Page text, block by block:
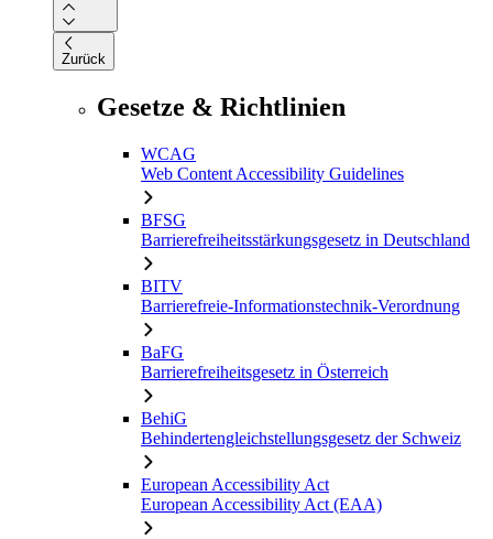
Zurück
Gesetze & Richtlinien
WCAG
Web Content Accessibility Guidelines
BFSG
Barrierefreiheitsstärkungsgesetz in Deutschland
BITV
Barrierefreie-Informationstechnik-Verordnung
BaFG
Barrierefreiheitsgesetz in Österreich
BehiG
Behindertengleichstellungsgesetz der Schweiz
European Accessibility Act
European Accessibility Act (EAA)